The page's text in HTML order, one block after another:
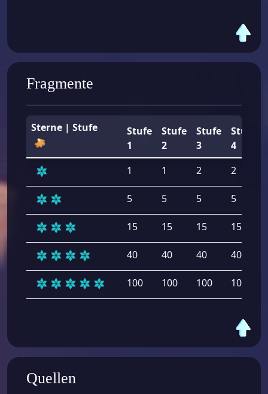
Fragmente
Sterne | Stufe
Stufe
1
Stufe
2
Stufe
3
Stufe
4
1
1 2 2
5 5 5 5
15 15 15 15
40 40 40 40
100 100 100 100
Quellen